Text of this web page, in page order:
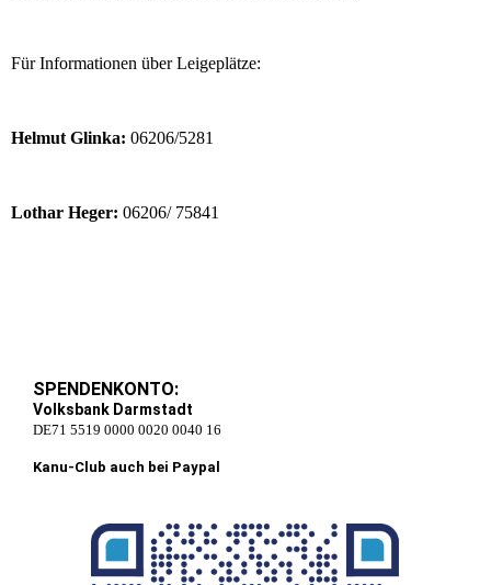
Für Informationen über Leigeplätze:
Helmut Glinka: 06206/5281
Lothar Heger: 06206/ 75841
SPENDENKONTO:
Volksbank Darmstadt
DE71 5519 0000 0020 0040 16
Kanu-Club auch bei Paypal